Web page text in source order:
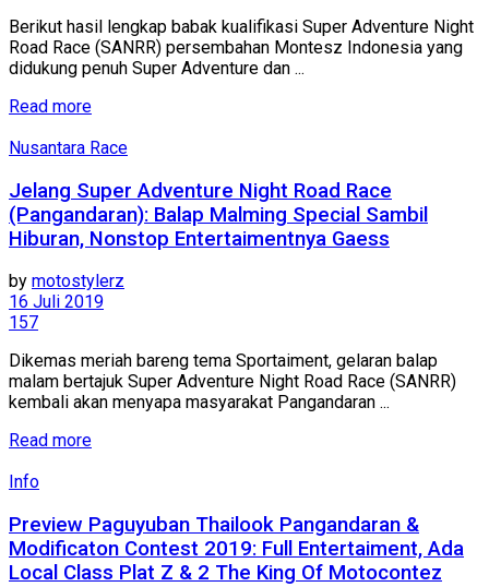
Berikut hasil lengkap babak kualifikasi Super Adventure Night
Road Race (SANRR) persembahan Montesz Indonesia yang
didukung penuh Super Adventure dan ...
Read more
Nusantara Race
Jelang Super Adventure Night Road Race
(Pangandaran): Balap Malming Special Sambil
Hiburan, Nonstop Entertaimentnya Gaess
by motostylerz
16 Juli 2019
157
Dikemas meriah bareng tema Sportaiment, gelaran balap
malam bertajuk Super Adventure Night Road Race (SANRR)
kembali akan menyapa masyarakat Pangandaran ...
Read more
Info
Preview Paguyuban Thailook Pangandaran &
Modificaton Contest 2019: Full Entertaiment, Ada
Local Class Plat Z & 2 The King Of Motocontez